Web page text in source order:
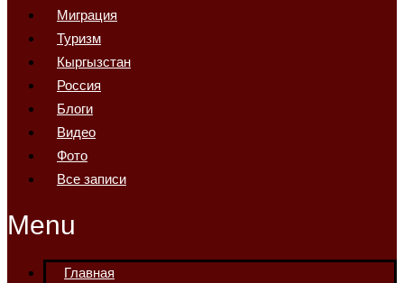
Миграция
Туризм
Кыргызстан
Россия
Блоги
Видео
Фото
Все записи
Menu
Главная